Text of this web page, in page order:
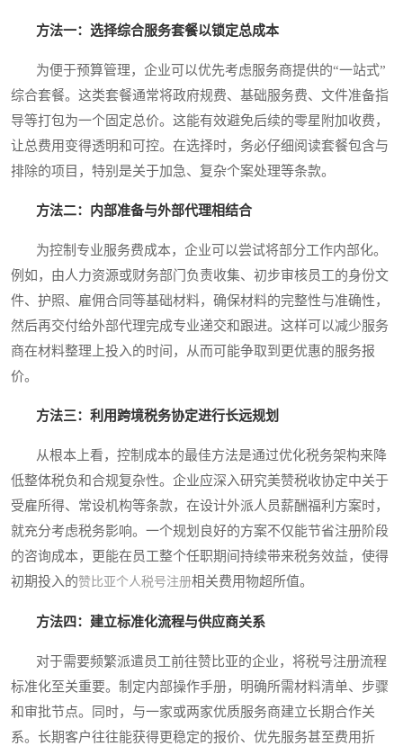
方法一：选择综合服务套餐以锁定总成本
为便于预算管理，企业可以优先考虑服务商提供的“一站式”
综合套餐。这类套餐通常将政府规费、基础服务费、文件准备指
导等打包为一个固定总价。这能有效避免后续的零星附加收费，
让总费用变得透明和可控。在选择时，务必仔细阅读套餐包含与
排除的项目，特别是关于加急、复杂个案处理等条款。
方法二：内部准备与外部代理相结合
为控制专业服务费成本，企业可以尝试将部分工作内部化。
例如，由人力资源或财务部门负责收集、初步审核员工的身份文
件、护照、雇佣合同等基础材料，确保材料的完整性与准确性，
然后再交付给外部代理完成专业递交和跟进。这样可以减少服务
商在材料整理上投入的时间，从而可能争取到更优惠的服务报
价。
方法三：利用跨境税务协定进行长远规划
从根本上看，控制成本的最佳方法是通过优化税务架构来降
低整体税负和合规复杂性。企业应深入研究美赞税收协定中关于
受雇所得、常设机构等条款，在设计外派人员薪酬福利方案时，
就充分考虑税务影响。一个规划良好的方案不仅能节省注册阶段
的咨询成本，更能在员工整个任职期间持续带来税务效益，使得
初期投入的赞比亚个人税号注册相关费用物超所值。
方法四：建立标准化流程与供应商关系
对于需要频繁派遣员工前往赞比亚的企业，将税号注册流程
标准化至关重要。制定内部操作手册，明确所需材料清单、步骤
和审批节点。同时，与一家或两家优质服务商建立长期合作关
系。长期客户往往能获得更稳定的报价、优先服务甚至费用折